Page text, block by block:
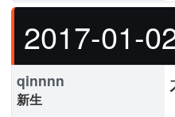
2017-01-
qinnnn
新生